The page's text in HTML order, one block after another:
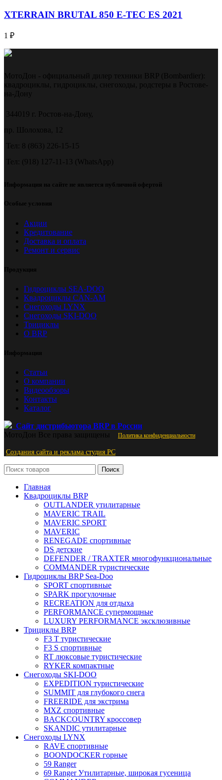
XTERRAIN BRUTAL 850 E-TEC ES 2021
1 ₽
МотоДон - официальный дилер техники BRP (Bombardier):
квадроциклы, гидроциклы, снегоходы, родстеры в Ростове-
на-Дону
344019 г. Ростов-на-Дону,
пр. Шолохова, 12
Тел: 8 (863) 226-15-15
Тел: (918) 127-11-13 (WhatsApp)
Информация на сайте не является публичной офертой
Особые условия
Акции
Кредитование
Доставка и оплата
Ремонт и сервис
Продукция
Гидроциклы SEA-DOO
Квадроциклы CAN-AM
Снегоходы LYNX
Снегоходы SKI-DOO
Трициклы
О BRP
Информация
Статьи
О компании
Видеообзоры
Контакты
Каталог
Сайт дистрибьютора BRP в России
МотоДон Все права защищены Политика конфиденциальности
Создания сайта и реклама студия PС
Поиск
Главная
Квадроциклы BRP
OUTLANDER утилитарные
MAVERIC TRAIL
MAVERIC SPORT
MAVERIC
RENEGADE спортивные
DS детские
DEFENDER / TRAXTER многофункциональные
COMMANDER туристические
Гидроциклы BRP Sea-Doo
SPORT спортивные
SPARK прогулочные
RECREATION для отдыха
PERFORMANCE супермощные
LUXURY PERFORMANCE эксклюзивные
Трициклы BRP
F3 T туристические
F3 S спортивные
RT люксовые туристические
RYKER компактные
Снегоходы SKI-DOO
EXPEDITION туристические
SUMMIT для глубокого снега
FREERIDE для экстрима
MXZ cпортивные
BACKCOUNTRY кроссовер
SKANDIC утилитарные
Снегоходы LYNX
RAVE спортивные
BOONDOCKER горные
59 Ranger
69 Ranger Утилитарные, широкая гусеница